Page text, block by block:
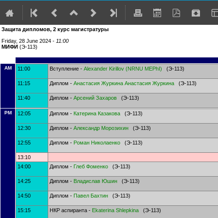
Защита дипломов, 2 курс магистратуры
Friday, 28 June 2024 - 11:00
МИФИ (Э-113)
AM 11:00 Вступление - Alexander Kirillov (NRNU MEPhI) (Э-113)
11:15 Диплом - Анастасия Журкина Анастасия Журкина (Э-113)
11:40
Диплом - Арсений Захаров (Э-113)
PM 12:05 Диплом - Катерина Казакова (Э-113)
12:30
Диплом - Александр Морозихин (Э-113)
12:55
Диплом - Роман Николаенко (Э-113)
13:10
14:00
Диплом - Глеб Фоменко (Э-113)
14:25
Диплом - Владислав Юшин (Э-113)
14:50
Диплом - Павел Бахтин (Э-113)
15:15
НКР аспиранта - Ekaterina Shlepkina (Э-113)